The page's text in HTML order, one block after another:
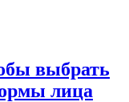
выбрать
лица